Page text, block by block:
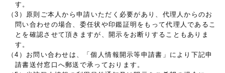
す。
（3）原則ご本人から申請いただく必要があり、代理人からのお
問い合わせの場合、委任状や印鑑証明をもって代理人であるこ
とを確認させて頂きますが、開示をお断りすることもありま
す。
（4）お問い合わせは、「個人情報開示等申請書」により下記申
請書送付窓口へ郵送で承っております。